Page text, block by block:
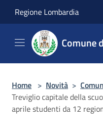
Regione Lombardia
Comune
Home > Novità >
Treviglio capitale della
aprile studenti da 12